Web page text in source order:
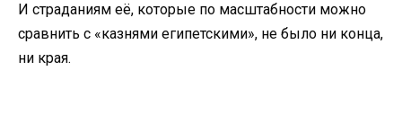
И страданиям её, которые по масштабности можно
сравнить с «казнями египетскими», не было ни конца,
ни края.